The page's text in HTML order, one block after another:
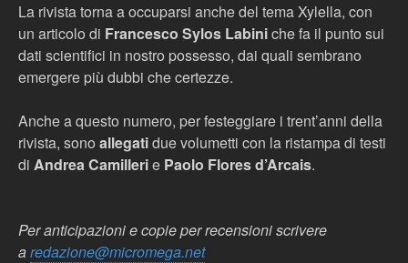
La rivista torna a occuparsi anche del tema Xylella, con
un articolo di Francesco Sylos Labiniche fa il punto sui
dati scientifici in nostro possesso, dai quali sembrano
emergere più dubbi che certezze.
Anche a questo numero, per festeggiare i trent’anni della
rivista, sono allegatidue volumetti con la ristampa di testi
di Andrea Camillerie Paolo Flores d’Arcais.
Per anticipazioni e copie per recensioni scrivere
aredazione@micromega.net